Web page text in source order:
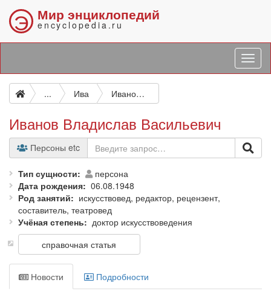
Э Мир энциклопедий
encyclopedia.ru
... Ива Иванов Владислав Васильевич
Иванов Владислав Васильевич
Персоны etc
Тип сущности
персона
Дата рождения
06.08.1948
Род занятий
искусствовед, редактор, рецензент,
составитель, театровед
Учёная степень
доктор искусствоведения
справочная статья
Новости Подробности